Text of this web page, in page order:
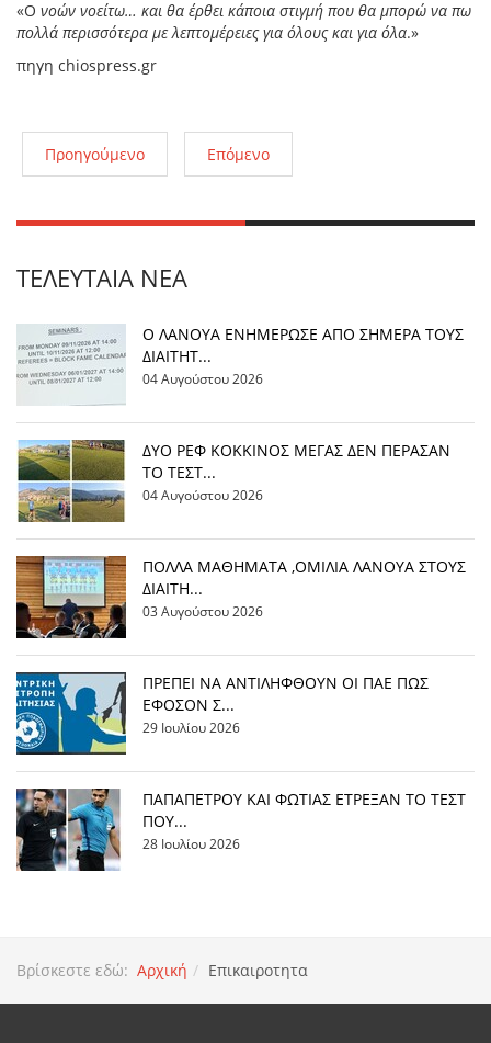
«Ο νοών νοείτω… και θα έρθει κάποια στιγμή που θα μπορώ να πω
πολλά περισσότερα με λεπτομέρειες για όλους και για όλα.»
πηγη chiospress.gr
Προηγούμενο Επόμενο
ΤΕΛΕΥΤΑΊΑ ΝΈΑ
Ο ΛΑΝΟΥΑ ΕΝΗΜΕΡΩΣΕ ΑΠΟ ΣΗΜΕΡΑ ΤΟΥΣ
ΔΙΑΙΤΗΤ...
04 Αυγούστου 2026
ΔΥΟ ΡΕΦ ΚΟΚΚΙΝΟΣ ΜΕΓΑΣ ΔΕΝ ΠΕΡΑΣΑΝ
ΤΟ ΤΕΣΤ...
04 Αυγούστου 2026
ΠΟΛΛΑ ΜΑΘΗΜΑΤΑ ,ΟΜΙΛΙΑ ΛΑΝΟΥΑ ΣΤΟΥΣ
ΔΙΑΙΤΗ...
03 Αυγούστου 2026
ΠΡΕΠΕΙ ΝΑ ΑΝΤΙΛΗΦΘΟΥΝ ΟΙ ΠΑΕ ΠΩΣ
ΕΦΟΣΟΝ Σ...
29 Ιουλίου 2026
ΠΑΠΑΠΕΤΡΟΥ ΚΑΙ ΦΩΤΙΑΣ ΕΤΡΕΞΑΝ ΤΟ ΤΕΣΤ
ΠΟΥ...
28 Ιουλίου 2026
Βρίσκεστε εδώ: Αρχική Επικαιροτητα